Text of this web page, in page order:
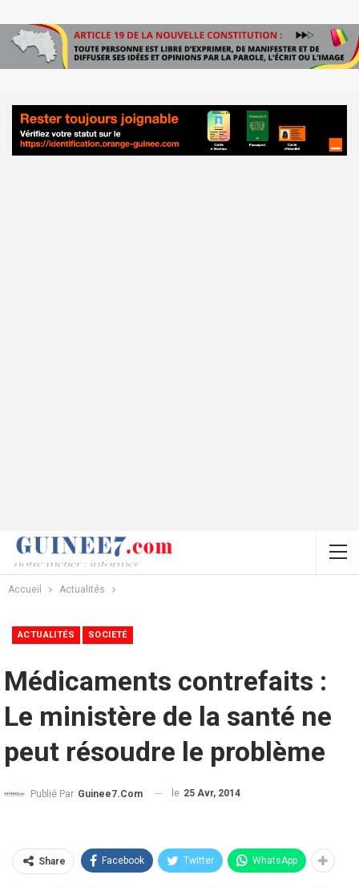
Accueil Actualités
ACTUALITÉS SOCIETÉ
Médicaments contrefaits :
Le ministère de la santé ne
peut résoudre le problème
Publié Par Guinee7.com le 25 Avr, 2014
Share Facebook Twitter WhatsApp